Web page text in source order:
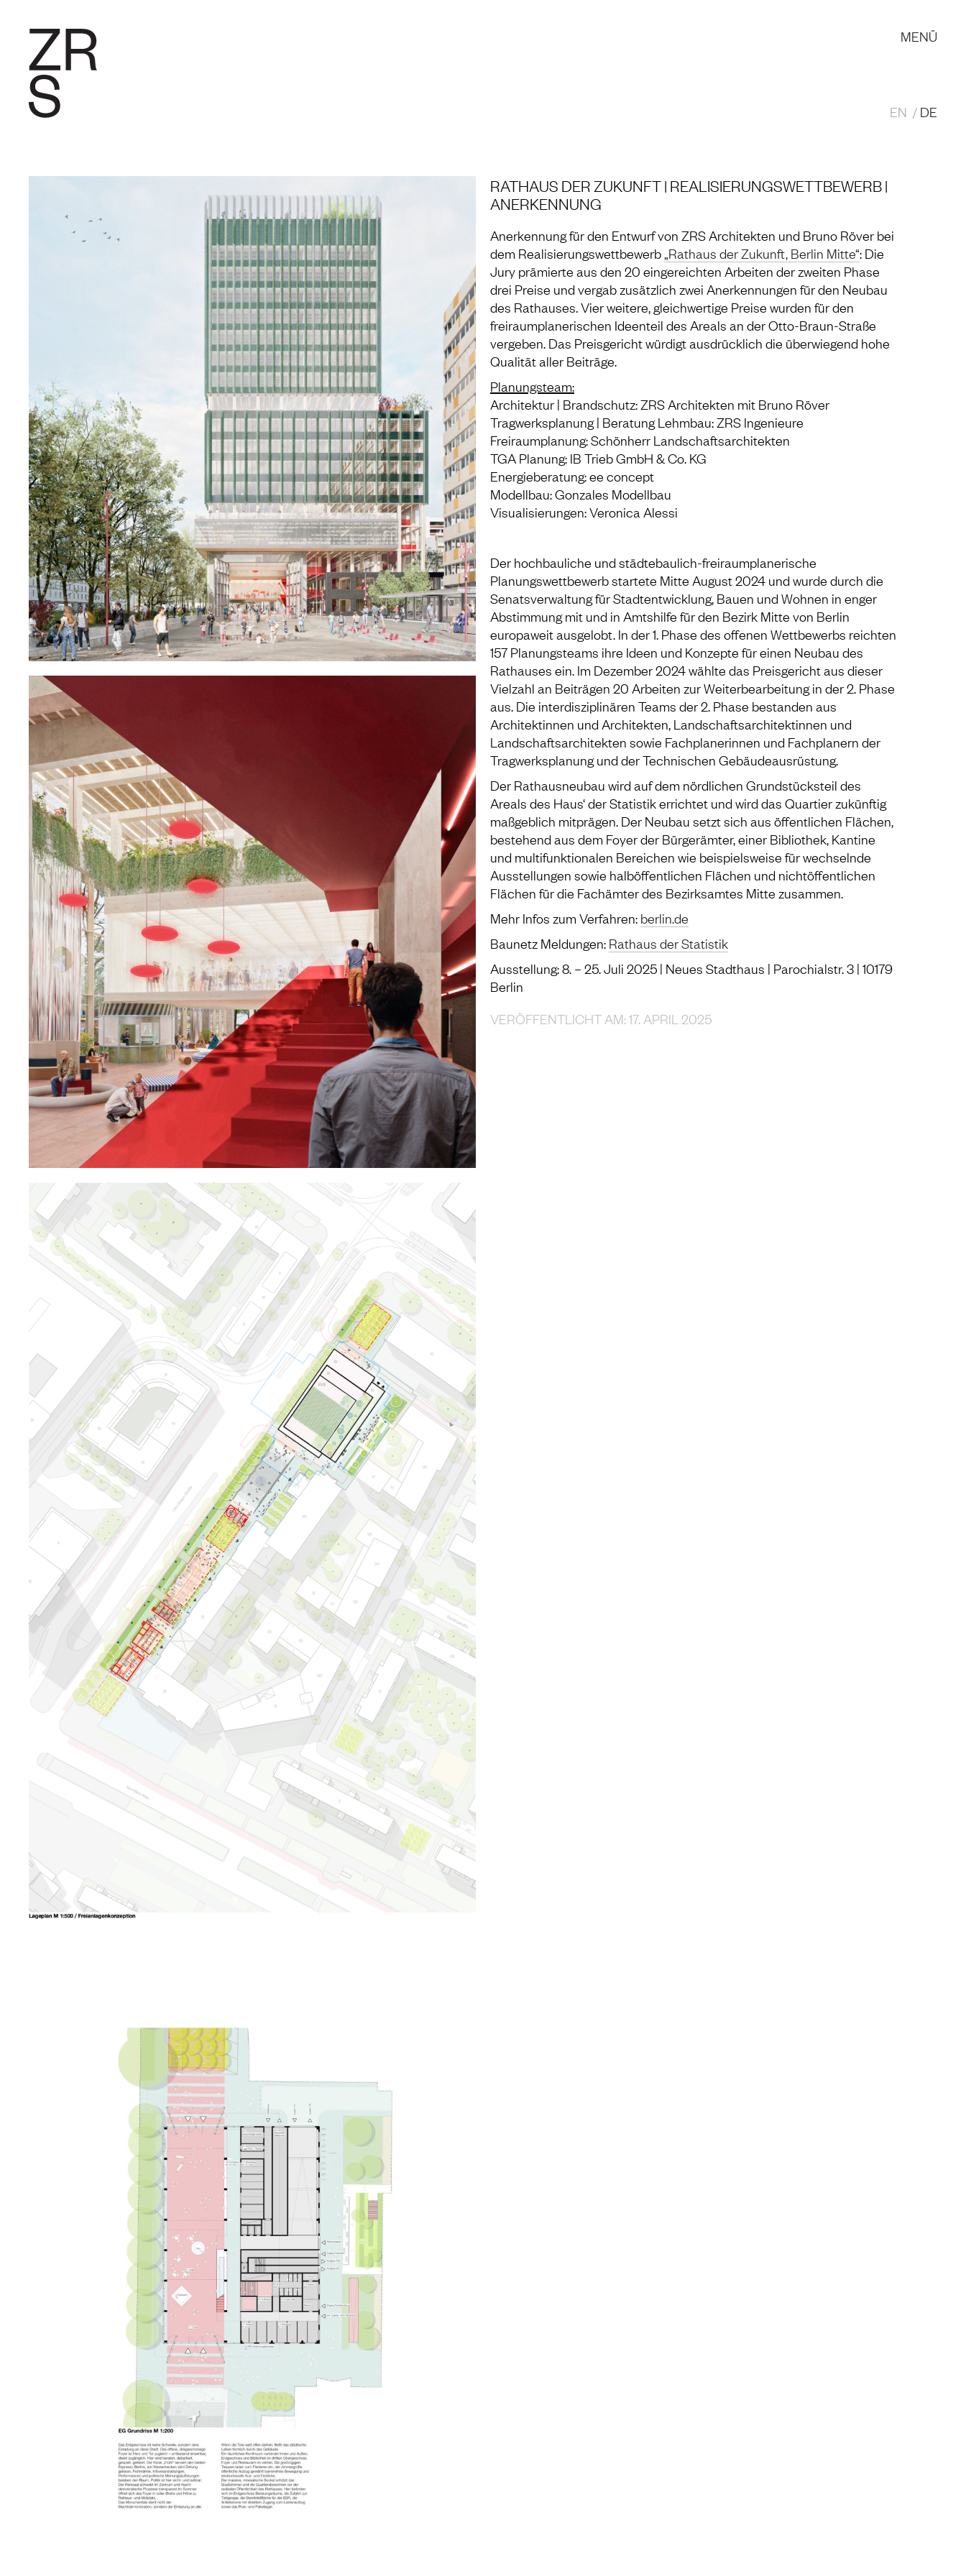
MENÜ
EN DE
RATHAUS DER ZUKUNFT | REALISIERUNGSWETTBEWERB |
ANERKENNUNG
Anerkennung für den Entwurf von ZRS Architekten und Bruno Röver bei
dem Realisierungswettbewerb„Rathaus der Zukunft, Berlin Mitte“: Die
Jury prämierte aus den 20 eingereichten Arbeiten der zweiten Phase
drei Preise und vergab zusätzlich zwei Anerkennungen für den Neubau
des Rathauses. Vier weitere, gleichwertige Preise wurden für den
freiraumplanerischen Ideenteil des Areals an der Otto-Braun-Straße
vergeben. Das Preisgericht würdigt ausdrücklich die überwiegend hohe
Qualität aller Beiträge.
Planungsteam:
Architektur | Brandschutz: ZRS Architekten mit Bruno Röver
Tragwerksplanung | Beratung Lehmbau: ZRS Ingenieure
Freiraumplanung: Schönherr Landschaftsarchitekten
TGA Planung: IB Trieb GmbH & Co. KG
Energieberatung: ee concept
Modellbau: Gonzales Modellbau
Visualisierungen: Veronica Alessi
Der hochbauliche und städtebaulich-freiraumplanerische
Planungswettbewerb startete Mitte August 2024 und wurde durch die
Senatsverwaltung für Stadtentwicklung, Bauen und Wohnen in enger
Abstimmung mit und in Amtshilfe für den Bezirk Mitte von Berlin
europaweit ausgelobt. In der 1. Phase des offenen Wettbewerbs reichten
157 Planungsteams ihre Ideen und Konzepte für einen Neubau des
Rathauses ein. Im Dezember 2024 wählte das Preisgericht aus dieser
Vielzahl an Beiträgen 20 Arbeiten zur Weiterbearbeitung in der 2. Phase
aus. Die interdisziplinären Teams der 2. Phase bestanden aus
Architektinnen und Architekten, Landschaftsarchitektinnen und
Landschaftsarchitekten sowie Fachplanerinnen und Fachplanern der
Tragwerksplanung und der Technischen Gebäudeausrüstung.
Der Rathausneubau wird auf dem nördlichen Grundstücksteil des
Areals des Haus‘ der Statistik errichtet und wird das Quartier zukünftig
maßgeblich mitprägen. Der Neubau setzt sich aus öffentlichen Flächen,
bestehend aus dem Foyer der Bürgerämter, einer Bibliothek, Kantine
und multifunktionalen Bereichen wie beispielsweise für wechselnde
Ausstellungen sowie halböffentlichen Flächen und nichtöffentlichen
Flächen für die Fachämter des Bezirksamtes Mitte zusammen.
Mehr Infos zum Verfahren: berlin.de
Baunetz Meldungen: Rathaus der Statistik
Ausstellung: 8. – 25. Juli 2025 | Neues Stadthaus | Parochialstr. 3 | 10179
Berlin
VERÖFFENTLICHT AM: 17. APRIL 2025